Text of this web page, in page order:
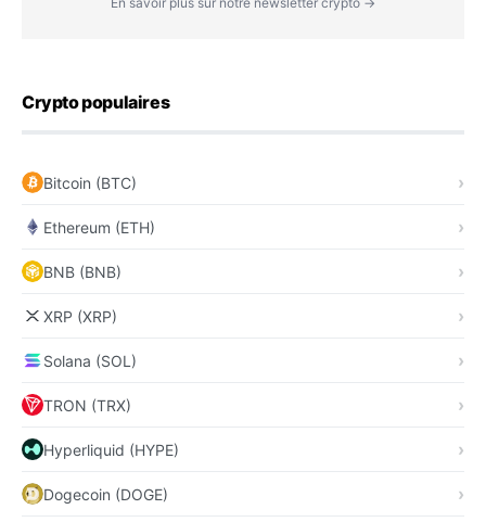
Crypto populaires
Bitcoin (BTC)
Ethereum (ETH)
BNB (BNB)
XRP (XRP)
Solana (SOL)
TRON (TRX)
Hyperliquid (HYPE)
Dogecoin (DOGE)